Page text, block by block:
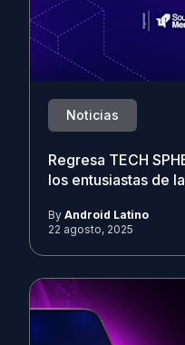
Noticias
Regresa TECH
los entusiastas de
By Android Latino
22 agosto, 2025